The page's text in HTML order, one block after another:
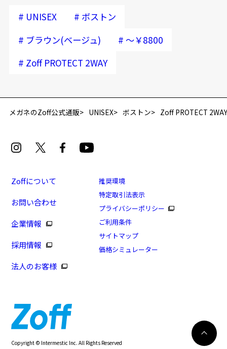
カートに入れる
# UNISEX # ボストン
# ブラウン(ベージュ) # ～￥8800
# Zoff PROTECT 2WAY
メガネのZoff公式通販 UNISEX ボストン Zoff PROTECT
Zoffについて
お問い合わせ
企業情報
採用情報
法人のお客様
推奨環境
特定取引法表示
プライバシーポリシー
ご利用条件
サイトマップ
価格シミュレーター
Copyright © Intermestic Inc. All Rights Reserved